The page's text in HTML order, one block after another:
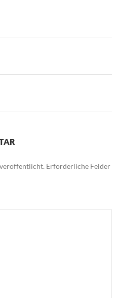
Erforderliche Felder